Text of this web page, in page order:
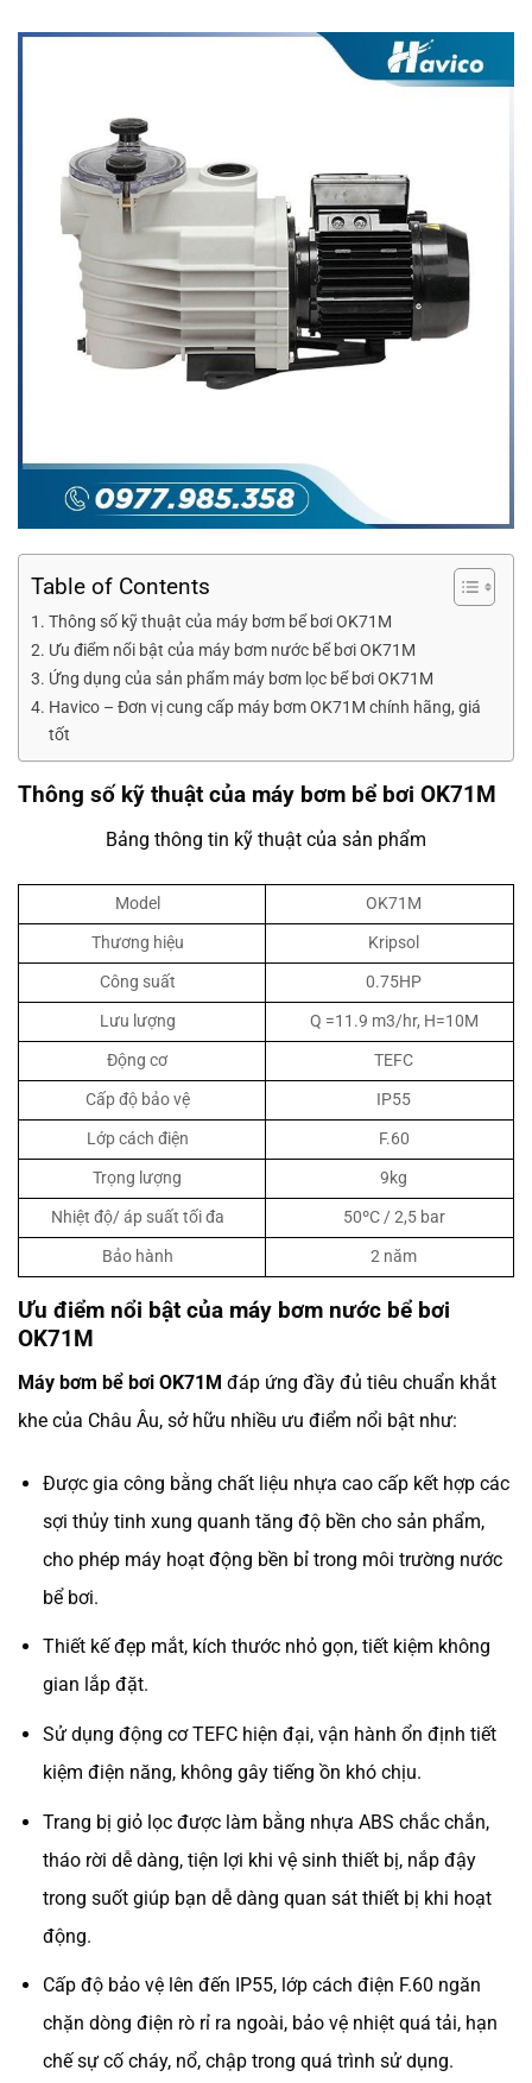
Table of Contents
Thông số kỹ thuật của máy bơm bể bơi OK71M
Ưu điểm nổi bật của máy bơm nước bể bơi OK71M
Ứng dụng của sản phẩm máy bơm lọc bể bơi OK71M
Havico – Đơn vị cung cấp máy bơm OK71M chính hãng, giá
tốt
Thông số kỹ thuật của máy bơm bể bơi OK71M
Bảng thông tin kỹ thuật của sản phẩm
Model
OK71M
Thương hiệu
Kripsol
Công suất
0.75HP
Lưu lượng
Q =11.9 m3/hr, H=10M
Động cơ
TEFC
Cấp độ bảo vệ
IP55
Lớp cách điện
F.60
Trọng lượng
9kg
Nhiệt độ/ áp suất tối đa
50ºC / 2,5 bar
Bảo hành
2 năm
Ưu điểm nổi bật của máy bơm nước bể bơi
OK71M
Máy bơm bể bơi OK71M đáp ứng đầy đủ tiêu chuẩn khắt
khe của Châu Âu, sở hữu nhiều ưu điểm nổi bật như:
Được gia công bằng chất liệu nhựa cao cấp kết hợp các
sợi thủy tinh xung quanh tăng độ bền cho sản phẩm,
cho phép máy hoạt động bền bỉ trong môi trường nước
bể bơi.
Thiết kế đẹp mắt, kích thước nhỏ gọn, tiết kiệm không
gian lắp đặt.
Sử dụng động cơ TEFC hiện đại, vận hành ổn định tiết
kiệm điện năng, không gây tiếng ồn khó chịu.
Trang bị giỏ lọc được làm bằng nhựa ABS chắc chắn,
tháo rời dễ dàng, tiện lợi khi vệ sinh thiết bị, nắp đậy
trong suốt giúp bạn dễ dàng quan sát thiết bị khi hoạt
động.
Cấp độ bảo vệ lên đến IP55, lớp cách điện F.60 ngăn
chặn dòng điện rò rỉ ra ngoài, bảo vệ nhiệt quá tải, hạn
chế sự cố cháy, nổ, chập trong quá trình sử dụng.